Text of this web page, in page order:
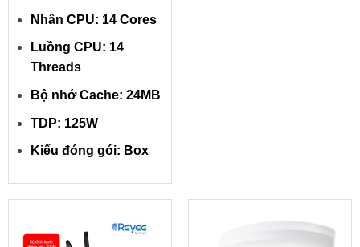
Nhân CPU: 14 Cores
Luồng CPU: 14
Threads
Bộ nhớ Cache: 24MB
TDP: 125W
Kiểu đóng gói: Box